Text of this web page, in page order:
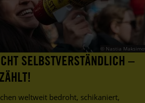
© Nastia
SELBSTVERSTÄNDLICH –
weltweit bedroht, schikaniert,